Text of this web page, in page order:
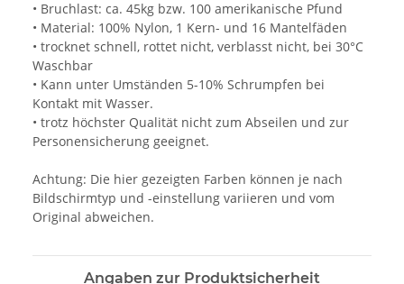
• Bruchlast: ca. 45kg bzw. 100 amerikanische Pfund
• Material: 100% Nylon, 1 Kern- und 16 Mantelfäden
• trocknet schnell, rottet nicht, verblasst nicht, bei 30°C
Waschbar
• Kann unter Umständen 5-10% Schrumpfen bei
Kontakt mit Wasser.
• trotz höchster Qualität nicht zum Abseilen und zur
Personensicherung geeignet.
Achtung: Die hier gezeigten Farben können je nach
Bildschirmtyp und -einstellung variieren und vom
Original abweichen.
Angaben zur Produktsicherheit